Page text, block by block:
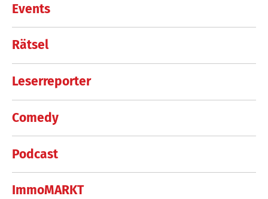
Events
Rätsel
Leserreporter
Comedy
Podcast
ImmoMARKT